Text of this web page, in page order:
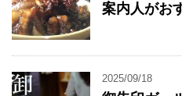
案内人がお
2025/09/18